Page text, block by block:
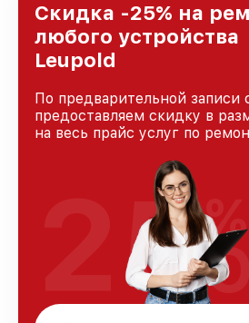
Скидка -25% на
любого устройства
Leupold
По предварительной записи
предоставляем скидку в
на весь прайс услуг по
25%